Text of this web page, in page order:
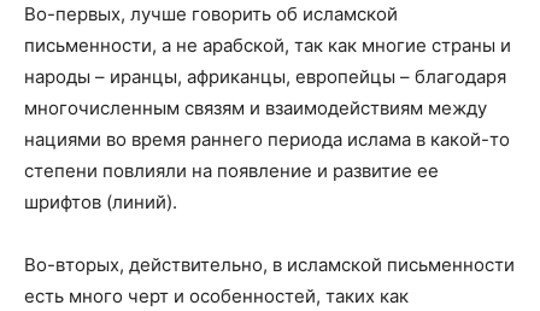
Во-первых, лучше говорить об исламской
письменности, а не арабской, так как многие страны и
народы – иранцы, африканцы, европейцы – благодаря
многочисленным связям и взаимодействиям между
нациями во время раннего периода ислама в какой-то
степени повлияли на появление и развитие ее
шрифтов (линий).
Во-вторых, действительно, в исламской письменности
есть много черт и особенностей, таких как